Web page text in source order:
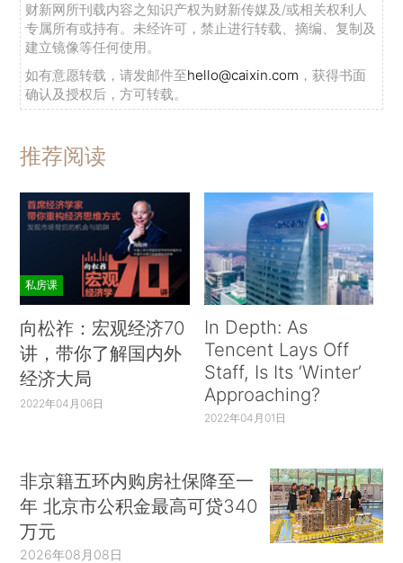
财新网所刊载内容之知识产权为财新传媒及/或相关权利人
专属所有或持有。未经许可，禁止进行转载、摘编、复制及
建立镜像等任何使用。
如有意愿转载，请发邮件至hello@caixin.com ，获得书面
确认及授权后，方可转载。
推荐阅读
私房课
向松祚：宏观经济70
讲，带你了解国内外
经济大局
2022年04月06日
In Depth: As
Tencent Lays Off
Staff, Is Its ‘Winter’
Approaching?
2022年04月01日
非京籍五环内购房社保降至一
年 北京市公积金最高可贷340
万元
2026年08月08日